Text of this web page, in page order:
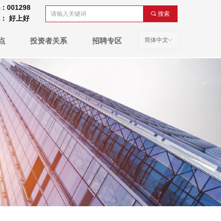
投资者关系 招聘专区
끠 搜索
ꀅ
简体中文
001298
好上好